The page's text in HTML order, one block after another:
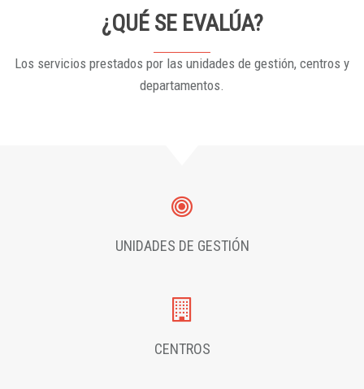
¿QUÉ SE EVALÚA?
Los servicios prestados por las unidades de gestión, centros y
departamentos.
UNIDADES DE GESTIÓN
CENTROS